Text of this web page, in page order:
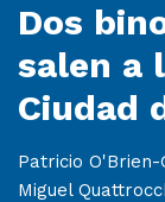
Dos
salen a
Ciudad
Patricio
Miguel